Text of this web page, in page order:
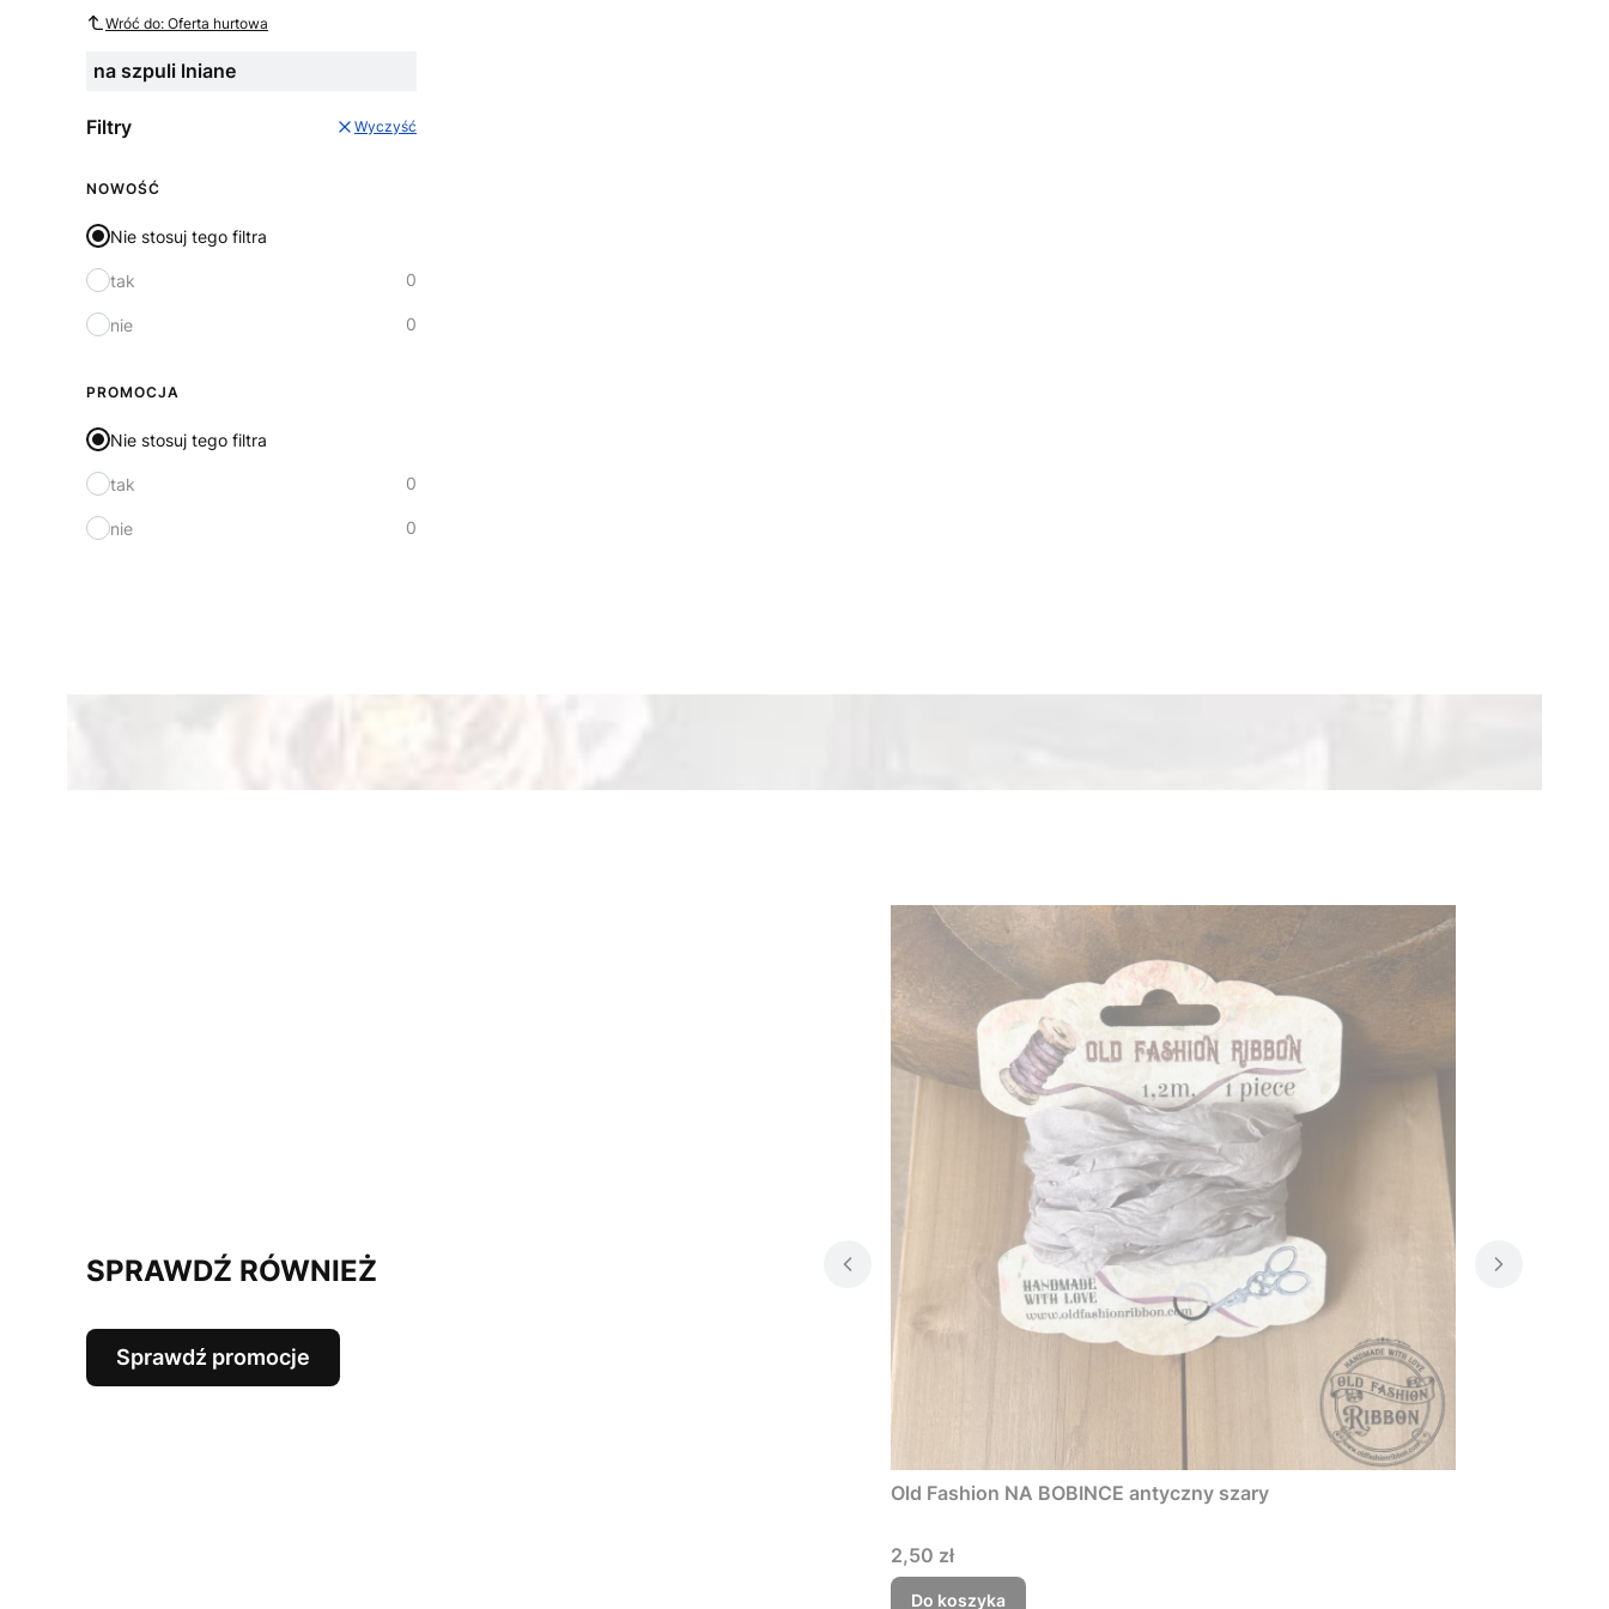
Wróć do: Oferta hurtowa
na szpuli lniane
Filtry Wyczyść
NOWOŚĆ
Nie stosuj tego filtra
tak 0
nie 0
PROMOCJA
Nie stosuj tego filtra
tak 0
nie 0
SPRAWDŹ RÓWNIEŻ
Sprawdź promocje
Old Fashion NA BOBINCE antyczny szary
Cena
2,50 zł
Do koszyka